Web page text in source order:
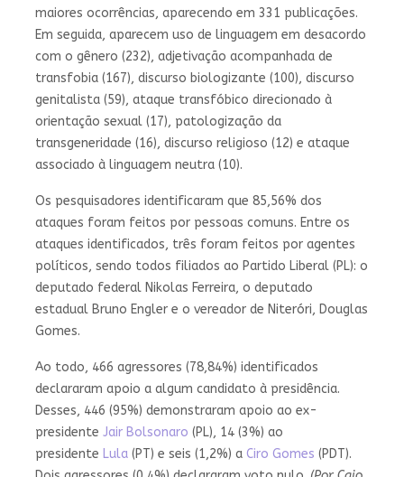
maiores ocorrências, aparecendo em 331 publicações.
Em seguida, aparecem uso de linguagem em desacordo
com o gênero (232), adjetivação acompanhada de
transfobia (167), discurso biologizante (100), discurso
genitalista (59), ataque transfóbico direcionado à
orientação sexual (17), patologização da
transgeneridade (16), discurso religioso (12) e ataque
associado à linguagem neutra (10).
Os pesquisadores identificaram que 85,56% dos
ataques foram feitos por pessoas comuns. Entre os
ataques identificados, três foram feitos por agentes
políticos, sendo todos filiados ao Partido Liberal (PL): o
deputado federal Nikolas Ferreira, o deputado
estadual Bruno Engler e o vereador de Niteróri, Douglas
Gomes.
Ao todo, 466 agressores (78,84%) identificados
declararam apoio a algum candidato à presidência.
Desses, 446 (95%) demonstraram apoio ao ex-
presidente Jair Bolsonaro (PL), 14 (3%) ao
presidente Lula (PT) e seis (1,2%) a Ciro Gomes (PDT).